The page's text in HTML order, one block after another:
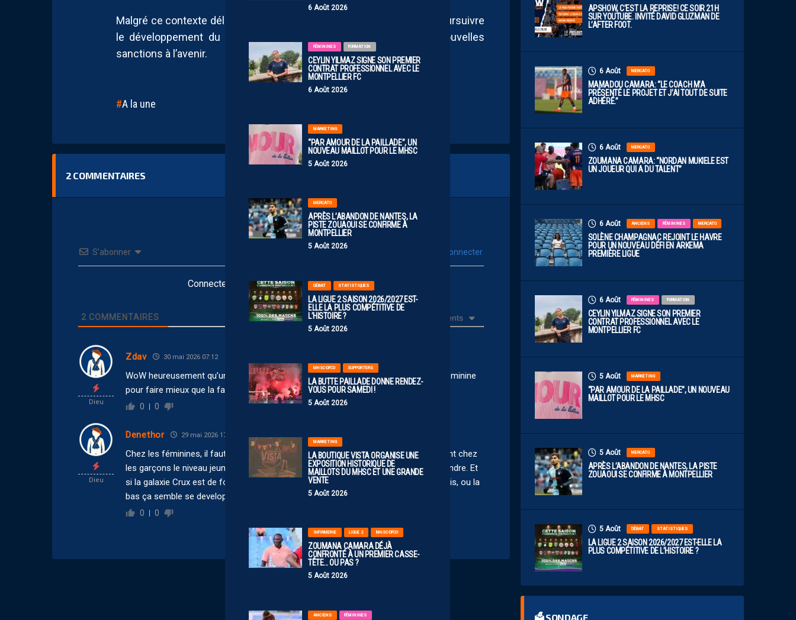
6 Août 2026
FÉMININES FORMATION
CEYLIN YILMAZ SIGNE SON PREMIER
CONTRAT PROFESSIONNEL AVEC LE
MONTPELLIER FC
6 Août 2026
MARKETING
“PAR AMOUR DE LA PAILLADE”, UN
NOUVEAU MAILLOT POUR LE MHSC
5 Août 2026
MERCATO
APRÈS L’ABANDON DE NANTES, LA
PISTE ZOUAOUI SE CONFIRME À
MONTPELLIER
5 Août 2026
DÉBAT STATISTIQUES
LA LIGUE 2 SAISON 2026/2027 EST-
ELLE LA PLUS COMPÉTITIVE DE
L’HISTOIRE ?
5 Août 2026
MHSC-DFCO SUPPORTERS
LA BUTTE PAILLADE DONNE RENDEZ-
VOUS POUR SAMEDI !
5 Août 2026
MARKETING
LA BOUTIQUE VISTA ORGANISE UNE
EXPOSITION HISTORIQUE DE
MAILLOTS DU MHSC ET UNE GRANDE
VENTE
5 Août 2026
INFIRMERIE LIGUE 2 MHSC-DFCO
ZOUMANA CAMARA DÉJÀ
CONFRONTÉ À UN PREMIER CASSE-
TÊTE… OU PAS ?
5 Août 2026
ANCIENS FÉMININES
Malgré ce contexte délicat, les dirigeants montpelliérains espèrent poursuivre
le développement du projet porté par Crux Football et éviter de nouvelles
sanctions à l’avenir.
A la une
2 COMMENTAIRES
S’abonner vous connecter
Connectez-vous pour poster un commentaire
2 COMMENTAIRES Récents
Dieu
Zdav 30 mai 2026 07:12
WoW heureusement qu’un investisseurs étrangers a pris les rennes de la section féminine
pour faire mieux que la famille Nicollin…à suivre…!
0 0
Dieu
Denethor 29 mai 2026 17:57
Chez les féminines, il faut aller à fond sur la formation, et en local si possible. Autant chez
les garçons le niveau jeune et L2 reste abyssal, autant chez les filles l’écart est moindre. Et
si la galaxie Crux est de former pour ensuite aller envoyer des profils chez les anglais, ou la
bas ça semble se developper pas mal, ils auront réussi leur coup
0 0
APSHOW, C’EST LA REPRISE! CE SOIR 21H
SUR YOUTUBE. INVITÉ DAVID GLUZMAN DE
L’AFTER FOOT.
6 Août MERCATO
MAMADOU CAMARA: “LE COACH M’A
PRÉSENTÉ LE PROJET ET J’AI TOUT DE SUITE
ADHÉRÉ.”
6 Août MERCATO
ZOUMANA CAMARA: “NORDAN MUKIELE EST
UN JOUEUR QUI A DU TALENT”
6 Août ANCIENS FÉMININES MERCATO
SOLÈNE CHAMPAGNAC REJOINT LE HAVRE
POUR UN NOUVEAU DÉFI EN ARKEMA
PREMIÈRE LIGUE
6 Août FÉMININES FORMATION
CEYLIN YILMAZ SIGNE SON PREMIER
CONTRAT PROFESSIONNEL AVEC LE
MONTPELLIER FC
5 Août MARKETING
“PAR AMOUR DE LA PAILLADE”, UN NOUVEAU
MAILLOT POUR LE MHSC
5 Août MERCATO
APRÈS L’ABANDON DE NANTES, LA PISTE
ZOUAOUI SE CONFIRME À MONTPELLIER
5 Août DÉBAT STATISTIQUES
LA LIGUE 2 SAISON 2026/2027 EST-ELLE LA
PLUS COMPÉTITIVE DE L’HISTOIRE ?
🗳 SONDAGE